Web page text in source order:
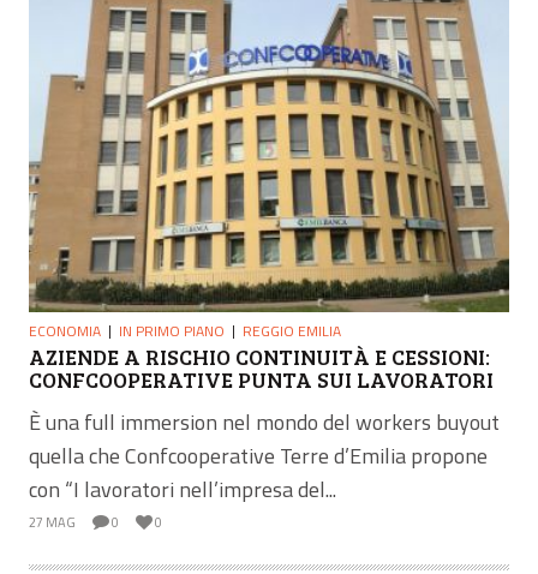
ECONOMIA IN PRIMO PIANO REGGIO EMILIA
AZIENDE A RISCHIO CONTINUITÀ E CESSIONI:
CONFCOOPERATIVE PUNTA SUI LAVORATORI
È una full immersion nel mondo del workers buyout
quella che Confcooperative Terre d’Emilia propone
con “I lavoratori nell’impresa del...
27 MAG 0 0